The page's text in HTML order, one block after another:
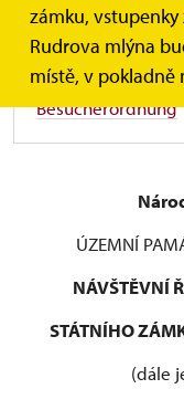
zámku,
Rudrova mlýna
místě, v pokladně
Regulamin dla
Besucherordnung
ÚZEMNÍ
NÁVŠTĚVNÍ
STÁTNÍHO
(dále